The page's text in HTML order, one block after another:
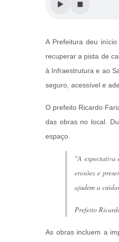
A Prefeitura deu
recuperar a pista de
à Infraestrutura e ao
seguro, acessível e
O prefeito Ricardo
das obras no local.
espaço.
"A expectativa
erosões e
ajudem a
Prefeito
As obras incluem a